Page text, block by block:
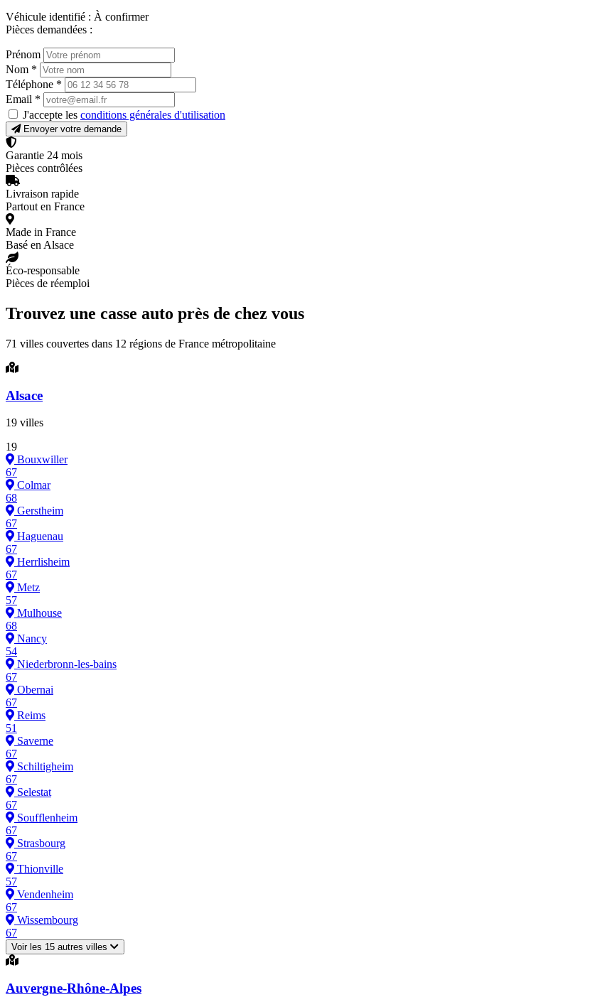
Véhicule identifié : À confirmer
Pièces demandées :
Prénom
Nom *
Téléphone *
Email *
J'accepte les conditions générales d'utilisation
Envoyer votre demande
Garantie 24 mois
Pièces contrôlées
Livraison rapide
Partout en France
Made in France
Basé en Alsace
Éco-responsable
Pièces de réemploi
Trouvez une casse auto près de chez vous
71 villes couvertes dans 12 régions de France métropolitaine
Alsace
19 villes
19
Bouxwiller
67
Colmar
68
Gerstheim
67
Haguenau
67
Herrlisheim
67
Metz
57
Mulhouse
68
Nancy
54
Niederbronn-les-bains
67
Obernai
67
Reims
51
Saverne
67
Schiltigheim
67
Selestat
67
Soufflenheim
67
Strasbourg
67
Thionville
57
Vendenheim
67
Wissembourg
67
Voir les 15 autres villes
Auvergne-Rhône-Alpes